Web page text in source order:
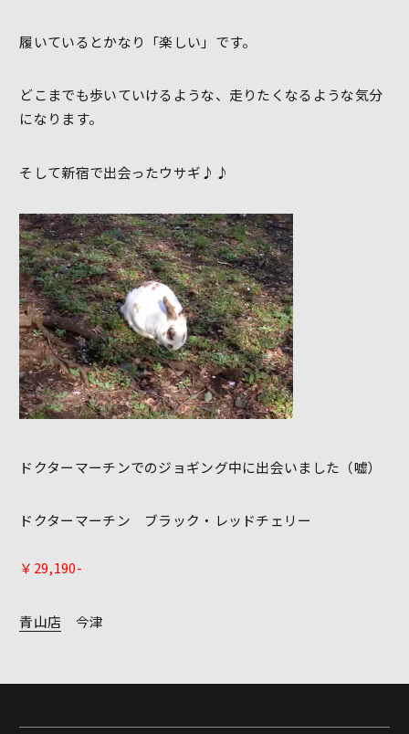
履いているとかなり「楽しい」です。
どこまでも歩いていけるような、走りたくなるような気分
になります。
そして新宿で出会ったウサギ♪♪
ドクターマーチンでのジョギング中に出会いました（嘘）
ドクターマーチン ブラック・レッドチェリー
￥29,190-
青山店 今津